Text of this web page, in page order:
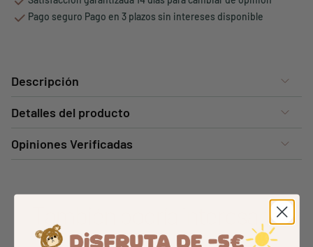
Pago seguro Pago en 3 plazos sin intereses disponible
Descripción
Detalles del producto
Opiniones Verificadas
También podría interesarle